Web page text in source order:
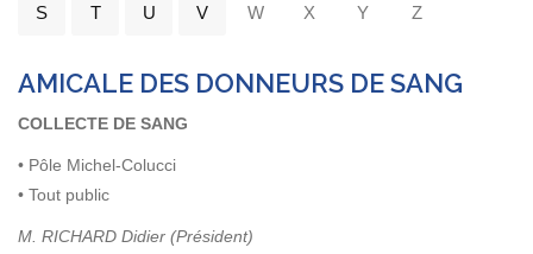
S T U V W X Y Z
AMICALE DES DONNEURS DE SANG
COLLECTE DE SANG
• Pôle Michel-Colucci
• Tout public
M. RICHARD Didier (Président)